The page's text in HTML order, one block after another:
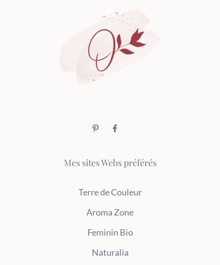
Mes sites Webs préférés
Terre de Couleur
Aroma Zone
Feminin Bio
Naturalia